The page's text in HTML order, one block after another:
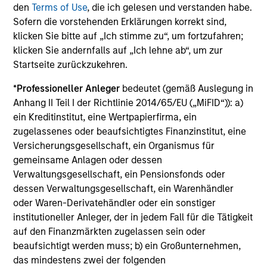
denTerms of Use, die ich gelesen und verstanden habe.
Sofern die vorstehenden Erklärungen korrekt sind,
klicken Sie bitte auf „Ich stimme zu“, um fortzufahren;
klicken Sie andernfalls auf „Ich lehne ab“, um zur
Startseite zurückzukehren.
*Professioneller Anleger bedeutet (gemäß Auslegung in
Anhang II Teil I der Richtlinie 2014/65/EU („MiFID“)): a)
ein Kreditinstitut, eine Wertpapierfirma, ein
zugelassenes oder beaufsichtigtes Finanzinstitut, eine
Versicherungsgesellschaft, ein Organismus für
gemeinsame Anlagen oder dessen
Verwaltungsgesellschaft, ein Pensionsfonds oder
dessen Verwaltungsgesellschaft, ein Warenhändler
oder Waren-Derivatehändler oder ein sonstiger
institutioneller Anleger, der in jedem Fall für die Tätigkeit
auf den Finanzmärkten zugelassen sein oder
beaufsichtigt werden muss; b) ein Großunternehmen,
das mindestens zwei der folgenden
View All
Team Insights
ARTICLE